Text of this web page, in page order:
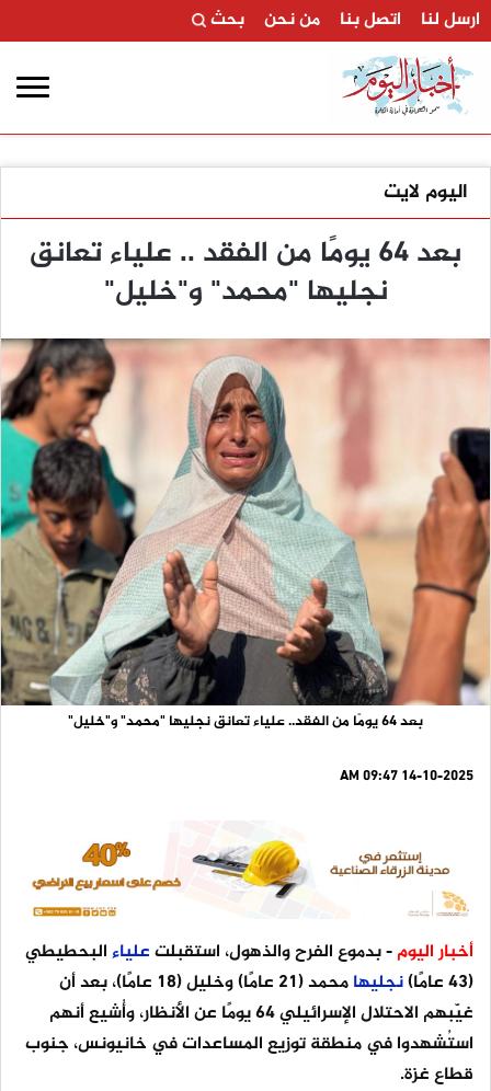
ارسل لنا اتصل بنا من نحن بحث
اليوم لايت
بعد 64 يومًا من الفقد .. علياء تعانق
نجليها "محمد" و"خليل"
بعد 64 يومًا من الفقد.. علياء تعانق نجليها "محمد" و"خليل"
14-10-2025 09:47 AM
أخبار اليوم- بدموع الفرح والذهول، استقبلتعلياءالبحطيطي
(43 عامًا)
نجليها
محمد (21 عامًا) وخليل (18 عامًا)، بعد أن
غيّبهم الاحتلال الإسرائيلي 64 يومًا عن الأنظار، وأُشيع أنهم
استُشهدوا في منطقة توزيع المساعدات في خانيونس، جنوب
قطاع غزة.